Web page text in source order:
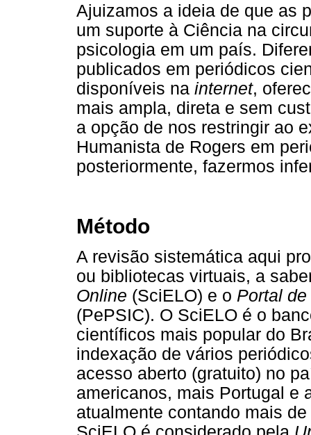
Ajuizamos a ideia de que as
um suporte à Ciência na
psicologia em um país.
publicados em periódicos
disponíveis na internet,
mais ampla, direta e sem
a opção de nos restringir ao
Humanista de Rogers em
posteriormente, fazermos
Método
A revisão sistemática aqui
ou bibliotecas virtuais, a
Online (SciELO) e o Portal
(PePSIC). O SciELO é o
científicos mais popular do
indexação de vários
acesso aberto (gratuito) no
americanos, mais Portugal e
atualmente contando mais